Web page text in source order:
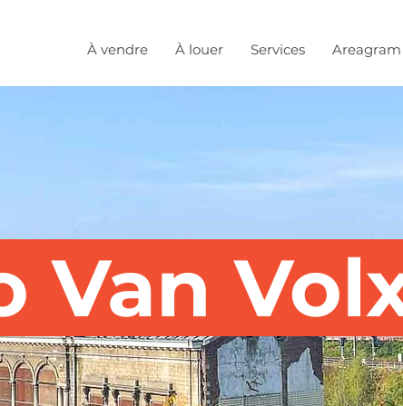
À vendre À louer Services Areagram
Van